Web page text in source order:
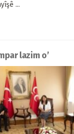
...
lazim o’